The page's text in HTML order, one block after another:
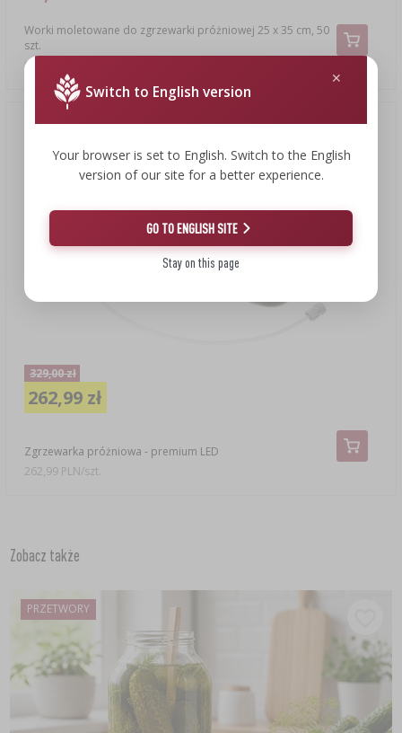
Worki moletowane do zgrzewarki próżniowej 25 x 35 cm, 50
szt.
0,87 PLN/szt.
Zgrzewarka próżniowa - premium LED
329,00 zł
262,99 zł
262,99 PLN/szt.
Zobacz także
PRZETWORY
Switch to English version
Your browser is set to English. Switch to the English
version of our site for a better experience.
GO TO ENGLISH SITE
Stay on this page